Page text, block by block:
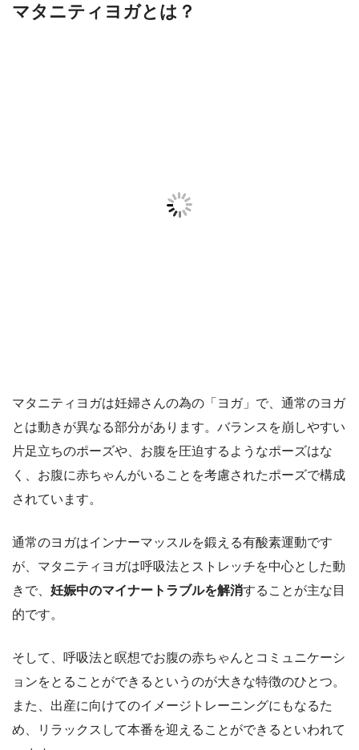
マタニティヨガとは？
マタニティヨガは妊婦さんの為の「ヨガ」で、通常のヨガ
とは動きが異なる部分があります。バランスを崩しやすい
片足立ちのポーズや、お腹を圧迫するようなポーズはな
く、お腹に赤ちゃんがいることを考慮されたポーズで構成
されています。
通常のヨガはインナーマッスルを鍛える有酸素運動です
が、マタニティヨガは呼吸法とストレッチを中心とした動
きで、 妊娠中のマイナートラブルを解消することが主な目
的です。
そして、呼吸法と瞑想でお腹の赤ちゃんとコミュニケーシ
ョンをとることができる というのが大きな特徴のひとつ。
また、出産に向けてのイメージトレーニングにもなるた
め、リラックスして本番を迎えることができるといわれて